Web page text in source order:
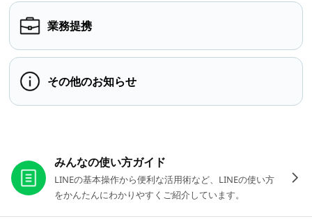
業務提携
その他のお知らせ
みんなの使い方ガイド
LINEの基本操作から便利な活用術など、LINEの使い方
をかんたんにわかりやすくご紹介しています。